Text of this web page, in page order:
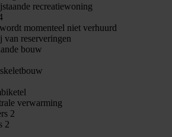
recreatiewoning
momenteel niet verhuurd
van reserveringen
bouw
verwarming
2
2